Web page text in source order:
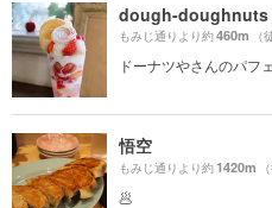
dough-doughnuts
もみじ通りより約460m （
ドーナツやさんのパフ
悟空
もみじ通りより約1420m
🥟